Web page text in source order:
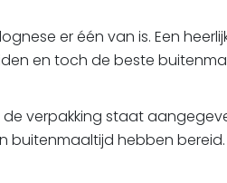
er één van is. Een
en toch de beste
verpakking staat
buitenmaaltijd hebben bereid.